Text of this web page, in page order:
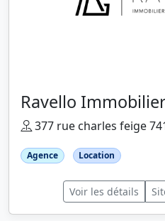
Ravello
377 rue charles feige
Agence Location
Voir les détails